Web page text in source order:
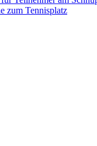
zum Tennisplatz